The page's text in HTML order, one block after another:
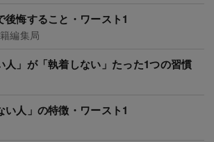
後悔すること・ワースト1
編集局
人」が「執着しない」たった1つの習慣
い人」の特徴・ワースト1